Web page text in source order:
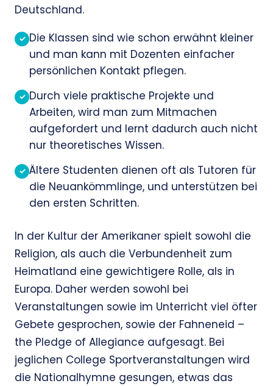
Deutschland.
✓ Die Klassen sind wie schon erwähnt kleiner
und man kann mit Dozenten einfacher
persönlichen Kontakt pflegen.
✓ Durch viele praktische Projekte und
Arbeiten, wird man zum Mitmachen
aufgefordert und lernt dadurch auch nicht
nur theoretisches Wissen.
✓ Ältere Studenten dienen oft als Tutoren für
die Neuankömmlinge, und unterstützen bei
den ersten Schritten.
In der Kultur der Amerikaner spielt sowohl die
Religion, als auch die Verbundenheit zum
Heimatland eine gewichtigere Rolle, als in
Europa. Daher werden sowohl bei
Veranstaltungen sowie im Unterricht viel öfter
Gebete gesprochen, sowie der Fahneneid –
the Pledge of Allegiance aufgesagt. Bei
jeglichen College Sportveranstaltungen wird
die Nationalhymne gesungen, etwas das